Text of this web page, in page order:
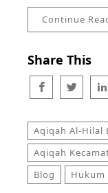
Continue
Share This
Aqiqah Al-Hilal
Aqiqah
Blog
Hukum